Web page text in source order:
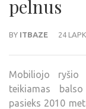
pelnus
BY ITBAZE 24
Mobiliojo ryšio
teikiamas
pasieks 2010